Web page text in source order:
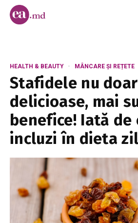
HEALTH & BEAUTY MÂNCARE ȘI REȚETE
Stafidele nu
delicioase, mai
benefice! Iată de
incluzi în dieta